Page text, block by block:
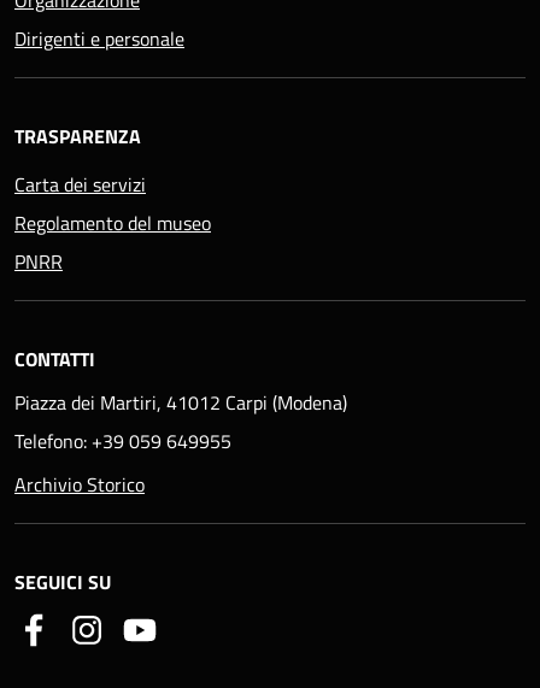
Dirigenti e personale
TRASPARENZA
Carta dei servizi
Regolamento del museo
PNRR
CONTATTI
Piazza dei Martiri, 41012 Carpi (Modena)
Telefono: +39 059 649955
Archivio Storico
SEGUICI SU